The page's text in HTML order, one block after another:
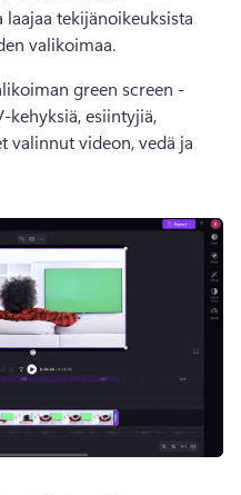
laajaa tekijänoikeuksista
valikoimaa.
green screen -
kehyksiä, esiintyjiä,
valinnut videon, vedä ja